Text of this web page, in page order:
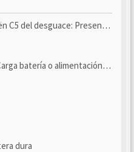
Presentación y seguimiento
batería o alimentación eléctri...
dura